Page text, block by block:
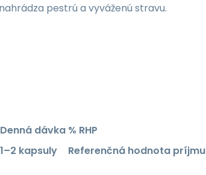
pestrú a vyváženú stravu.
Denná dávka
1–2 kapsuly
% RHP
Referenčná hodnota príjmu